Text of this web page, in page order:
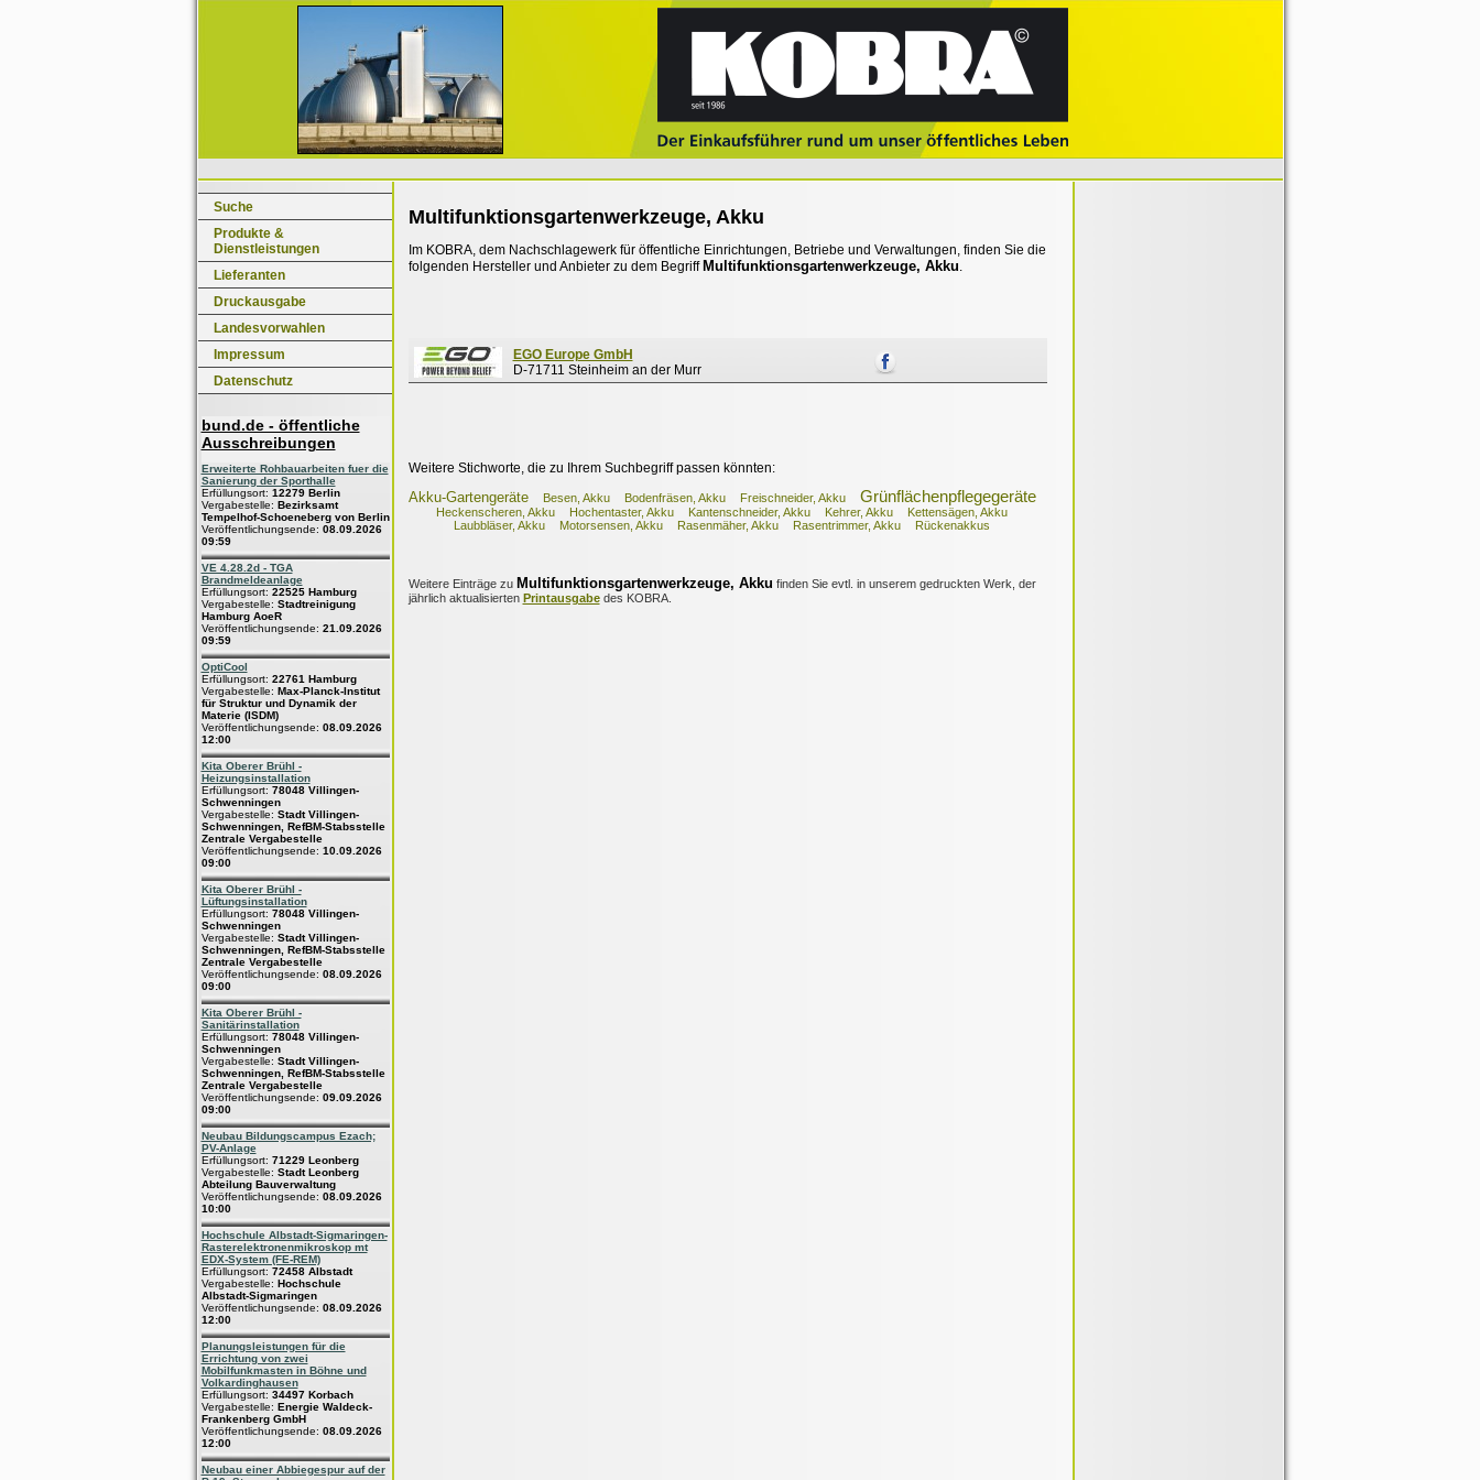
Suche
Produkte &
Dienstleistungen
Lieferanten
Druckausgabe
Landesvorwahlen
Impressum
Datenschutz
bund.de - öffentliche
Ausschreibungen
Erweiterte Rohbauarbeiten fuer die
Sanierung der Sporthalle
Erfüllungsort: 12279 Berlin
Vergabestelle: Bezirksamt
Tempelhof-Schoeneberg von Berlin
Veröffentlichungsende: 08.09.2026
09:59
VE 4.28.2d - TGA
Brandmeldeanlage
Erfüllungsort: 22525 Hamburg
Vergabestelle: Stadtreinigung
Hamburg AoeR
Veröffentlichungsende: 21.09.2026
09:59
OptiCool
Erfüllungsort: 22761 Hamburg
Vergabestelle: Max-Planck-Institut
für Struktur und Dynamik der
Materie (ISDM)
Veröffentlichungsende: 08.09.2026
12:00
Kita Oberer Brühl -
Heizungsinstallation
Erfüllungsort: 78048 Villingen-
Schwenningen
Vergabestelle: Stadt Villingen-
Schwenningen, RefBM-Stabsstelle
Zentrale Vergabestelle
Veröffentlichungsende: 10.09.2026
09:00
Kita Oberer Brühl -
Lüftungsinstallation
Erfüllungsort: 78048 Villingen-
Schwenningen
Vergabestelle: Stadt Villingen-
Schwenningen, RefBM-Stabsstelle
Zentrale Vergabestelle
Veröffentlichungsende: 08.09.2026
09:00
Kita Oberer Brühl -
Sanitärinstallation
Erfüllungsort: 78048 Villingen-
Schwenningen
Vergabestelle: Stadt Villingen-
Schwenningen, RefBM-Stabsstelle
Zentrale Vergabestelle
Veröffentlichungsende: 09.09.2026
09:00
Neubau Bildungscampus Ezach;
PV-Anlage
Erfüllungsort: 71229 Leonberg
Vergabestelle: Stadt Leonberg
Abteilung Bauverwaltung
Veröffentlichungsende: 08.09.2026
10:00
Hochschule Albstadt-Sigmaringen-
Rasterelektronenmikroskop mt
EDX-System (FE-REM)
Erfüllungsort: 72458 Albstadt
Vergabestelle: Hochschule
Albstadt-Sigmaringen
Veröffentlichungsende: 08.09.2026
12:00
Planungsleistungen für die
Errichtung von zwei
Mobilfunkmasten in Böhne und
Volkardinghausen
Erfüllungsort: 34497 Korbach
Vergabestelle: Energie Waldeck-
Frankenberg GmbH
Veröffentlichungsende: 08.09.2026
12:00
Neubau einer Abbiegespur auf der
Multifunktionsgartenwerkzeuge, Akku
Im KOBRA, dem Nachschlagewerk für öffentliche Einrichtungen, Betriebe und Verwaltungen, finden Sie die
folgenden Hersteller und Anbieter zu dem Begriff Multifunktionsgartenwerkzeuge, Akku.
EGO Europe GmbH
D-71711 Steinheim an der Murr
Weitere Stichworte, die zu Ihrem Suchbegriff passen könnten:
Akku-Gartengeräte Besen, Akku Bodenfräsen, Akku Freischneider, Akku Grünflächenpflegegeräte
Heckenscheren, Akku Hochentaster, Akku Kantenschneider, Akku Kehrer, Akku
Kettensägen, Akku
Laubbläser, Akku
Motorsensen, Akku Rasenmäher, Akku Rasentrimmer, Akku Rückenakkus
Weitere Einträge zu Multifunktionsgartenwerkzeuge, Akku finden Sie evtl. in unserem gedruckten Werk, der
jährlich aktualisierten Printausgabedes KOBRA.